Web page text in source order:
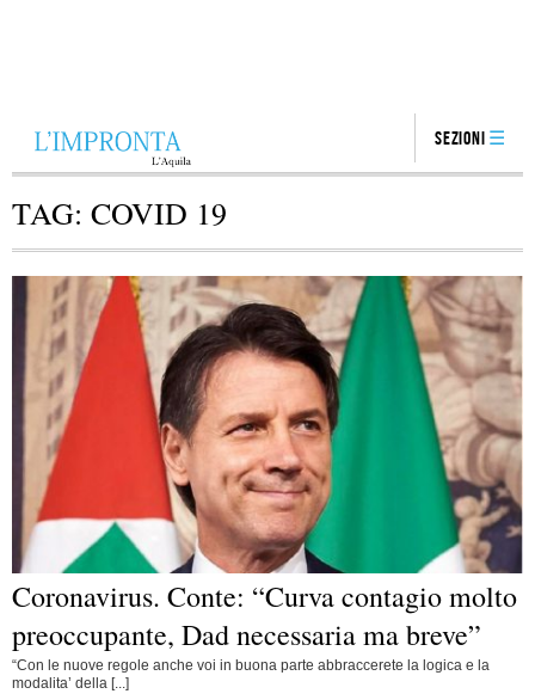
Sezioni
TAG: COVID 19
Coronavirus. Conte: “Curva contagio molto
preoccupante, Dad necessaria ma breve”
“Con le nuove regole anche voi in buona parte abbraccerete la logica e la
modalita’ della [...]